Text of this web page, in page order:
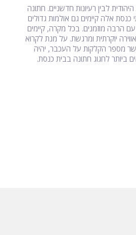
לבין רעיונות חדשניים. חתונה
אלה קיימים גם אולמות גדולים
הרבה מוזמנים. בכל מקרה, קיימים
יוקרתית ומרגשת. על מנת לקרוא
מספר הקלקות על העכבר, יהיה
ביותר לחגוג חתונה בבית כנסת.